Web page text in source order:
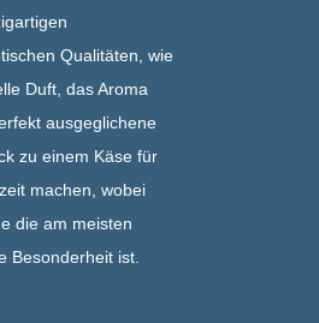
Qualitäten, wie
Duft, das Aroma
ausgeglichene
zu einem Käse für
machen, wobei
die am meisten
Besonderheit ist.